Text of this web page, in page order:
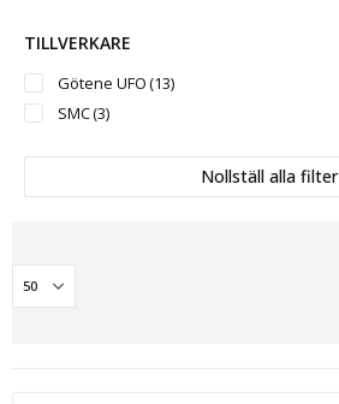
TILLVERKARE
Götene UFO(13)
SMC(3)
Nollställ alla filter